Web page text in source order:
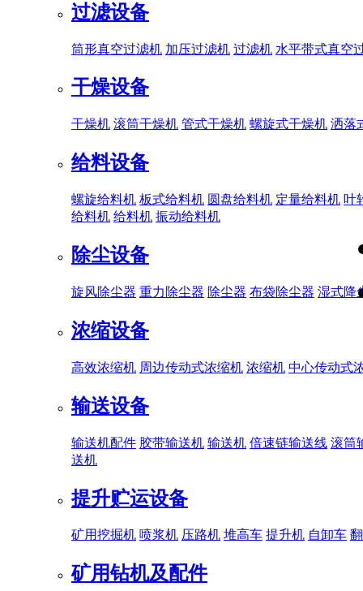
过滤设备
筒形真空过滤机 加压过滤机 过滤机 水平带式真空
干燥设备
干燥机 滚筒干燥机 管式干燥机 螺旋式干燥机 洒落
给料设备
螺旋给料机 板式给料机 圆盘给料机 定量给料机 叶
给料机 给料机 振动给料机
除尘设备
旋风除尘器 重力除尘器 除尘器 布袋除尘器 湿式降
浓缩设备
高效浓缩机 周边传动式浓缩机 浓缩机 中心传动式
输送设备
输送机配件 胶带输送机 输送机 倍速链输送线 滚筒
送机
提升贮运设备
矿用挖掘机 喷浆机 压路机 堆高车 提升机 自卸车
矿用钻机及配件